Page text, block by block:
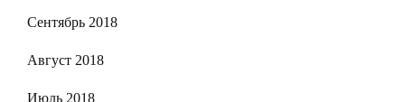
Сентябрь 2018
Август 2018
Июль 2018